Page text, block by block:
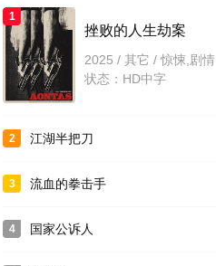
1
挫败的人生劫案
2025 / 其它 / 惊悚,剧情
状态：HD中字
2 江湖半把刀
3 流血的拳击手
4 国家公诉人